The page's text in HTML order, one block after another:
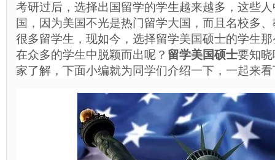
考研过后，选择出国留学的学生越来越多，这些
国，因为美国不光是热门留学大国，而且名校多
很多留学生，现如今，选择留学美国硕士的学生
在众多的学生中脱颖而出呢？ 留学美国硕士要知
家了解，下面小编就为同学们介绍一下，一起来